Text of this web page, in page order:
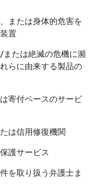
または身体的危害を
置
たは絶滅の危機に瀕
らに由来する製品の
寄付ベースのサービ
は信用修復機関
護サービス
を取り扱う弁護士ま